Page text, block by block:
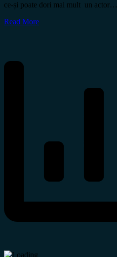
ce-și poate dori mai mult un actor…
Read More